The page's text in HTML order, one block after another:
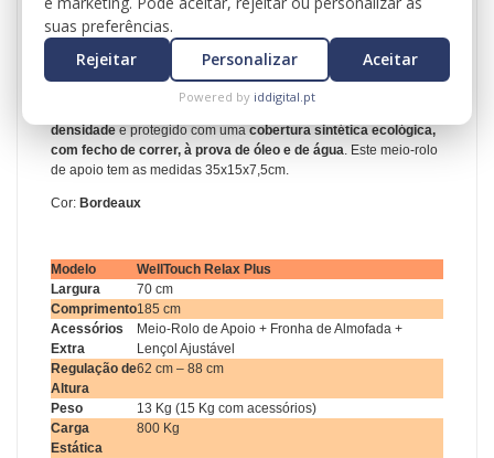
paraproporcionar o máximo de conforto adicionalaos seus
clientes durante uma sessão de massagem. Este tipo de
almofadas” firme e versátil
pode ser colocada por baixo dos
joelhos, tornozelos, costas, pescoço e cabeça, de modo a poder
orientar os seus clientes para posições terapêuticas mais
densidade e protegido com uma cobertura sintética ecológica,
com fecho de correr, à prova de óleo e de água. Este meio-rolo
de apoio tem as medidas 35x15x7,5cm.
Cor: Bordeaux
Modelo
WellTouch Relax Plus
Largura
70 cm
Comprimento185 cm
Acessórios
Extra
Meio-Rolo de Apoio + Fronha de Almofada +
Lençol Ajustável
Regulação de
Altura
62 cm – 88 cm
Peso
13 Kg (15 Kg com acessórios)
Carga
Estática
800 Kg
suas preferências.
Rejeitar
Personalizar Aceitar
Powered by iddigital.pt